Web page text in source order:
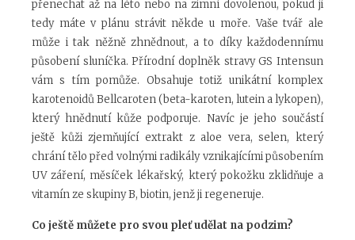
přenechat až na léto nebo na zimní dovolenou, pokud ji
tedy máte v plánu strávit někde u moře. Vaše tvář ale
může i tak něžně zhnědnout, a to díky každodennímu
působení sluníčka. Přírodní doplněk stravy GS Intensun
vám s tím pomůže. Obsahuje totiž unikátní komplex
karotenoidů Bellcaroten (beta-karoten, lutein a lykopen),
který hnědnutí kůže podporuje. Navíc je jeho součástí
ještě kůži zjemňující extrakt z aloe vera, selen, který
chrání tělo před volnými radikály vznikajícími působením
UV záření, měsíček lékařský, který pokožku zklidňuje a
vitamín ze skupiny B, biotin, jenž ji regeneruje.
Co ještě můžete pro svou pleť udělat na podzim?